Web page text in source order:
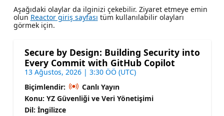
Aşağıdaki olaylar da ilginizi çekebilir. Ziyaret etmeye emin
olun Reactor giriş sayfası tüm kullanılabilir olayları
görmek için.
Secure by Design: Building Security into
Every Commit with GitHub Copilot
13 Ağustos, 2026 | 3:30 ÖÖ (UTC)
Biçimlendir:
Canlı Yayın
Konu: YZ Güvenliği ve Veri Yönetişimi
Dil: İngilizce